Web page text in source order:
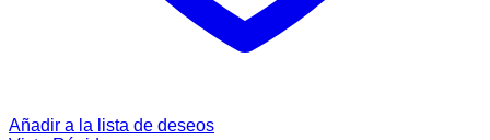
Añadir a la lista de deseos